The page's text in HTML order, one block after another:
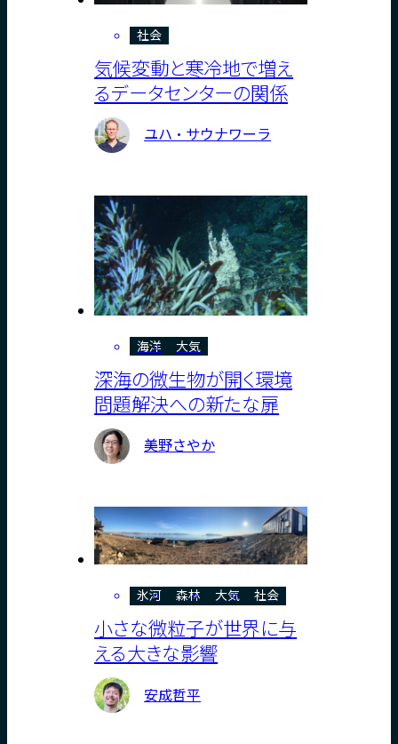
社会
気候変動と寒冷地で増え
るデータセンターの関係
ユハ・サウナワーラ
海洋 大気
深海の微生物が開く環境
問題解決への新たな扉
美野さやか
氷河 森林 大気 社会
小さな微粒子が世界に与
える大きな影響
安成哲平